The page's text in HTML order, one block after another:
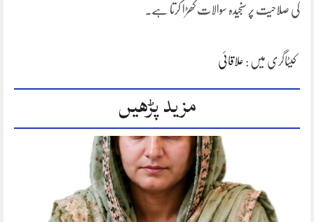
کی صلاحیت پر سنجیدہ سوالات کھڑا کرتا ہے۔
کیٹاگری میں : علاقائی
مزید پڑھیں